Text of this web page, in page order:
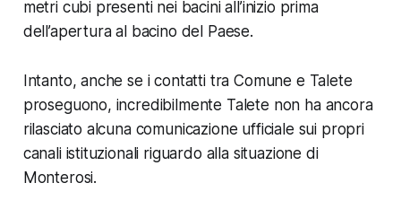
metri cubi presenti nei bacini all’inizio prima
dell’apertura al bacino del Paese.
Intanto, anche se i contatti tra Comune e Talete
proseguono, incredibilmente Talete non ha ancora
rilasciato alcuna comunicazione ufficiale sui propri
canali istituzionali riguardo alla situazione di
Monterosi.